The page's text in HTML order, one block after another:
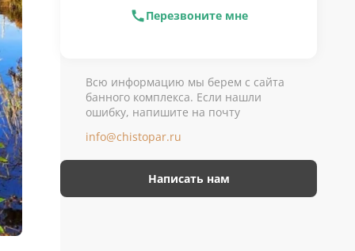
Перезвоните мне
Всю информацию мы берем с сайта
банного комплекса. Если нашли
ошибку, напишите на почту
info@chistopar.ru
Написать нам